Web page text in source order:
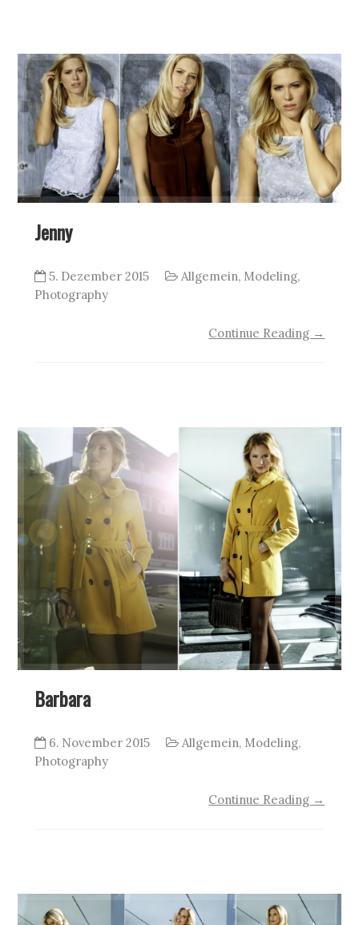
Jenny
5. Dezember 2015 Allgemein, Modeling,
Photography
Continue Reading →
Barbara
6. November 2015 Allgemein, Modeling,
Photography
Continue Reading →